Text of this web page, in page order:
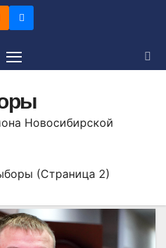
Новосибирской
(Страница 2)